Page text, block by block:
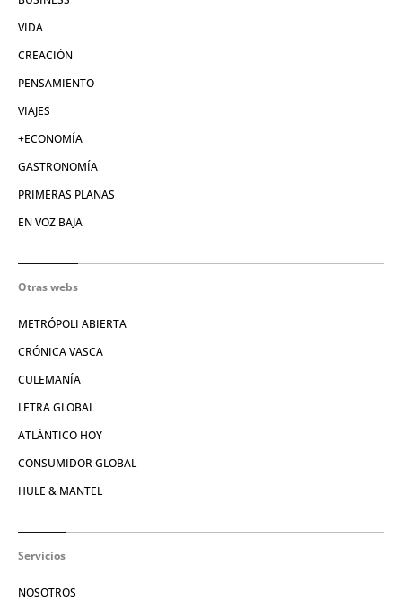
VIDA
CREACIÓN
PENSAMIENTO
VIAJES
+ECONOMÍA
GASTRONOMÍA
PRIMERAS PLANAS
EN VOZ BAJA
Otras webs
METRÓPOLI ABIERTA
CRÓNICA VASCA
CULEMANÍA
LETRA GLOBAL
ATLÁNTICO HOY
CONSUMIDOR GLOBAL
HULE & MANTEL
Servicios
NOSOTROS